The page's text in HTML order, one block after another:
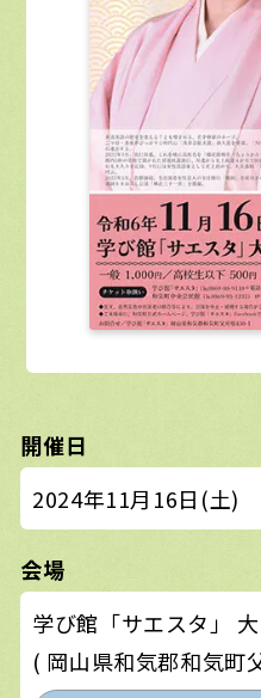
開催日
2024年11月16日(土)
会場
学び館「サエスタ」
( 岡山県和気郡和気町